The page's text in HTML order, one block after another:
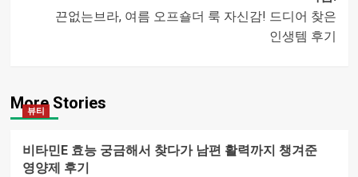
끈없는브라, 여름 오프숄더 룩 자신감! 드디어 찾은
인생템 후기
More Stories
뷰티
비타민E 효능 궁금해서 찾다가 남편 활력까지 챙겨준
영양제 후기